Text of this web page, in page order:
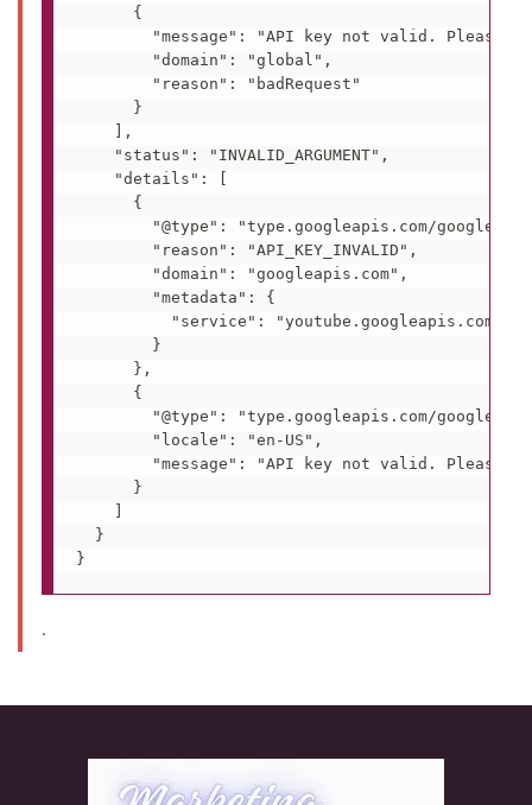
      {
"message": "API key not valid. Please
        "domain": "global",
        "reason": "badRequest"
      }
    ],
    "status": "INVALID_ARGUMENT",
    "details": [
      {
"@type": "type.googleapis.com/
        "reason": "API_KEY_INVALID",
        "domain": "googleapis.com",
        "metadata": {
          "service": "youtube.googleapis.com"
        }
      },
      {
"@type": "type.googleapis.com/
        "locale": "en-US",
"message": "API key not valid. Please
      }
  }
.